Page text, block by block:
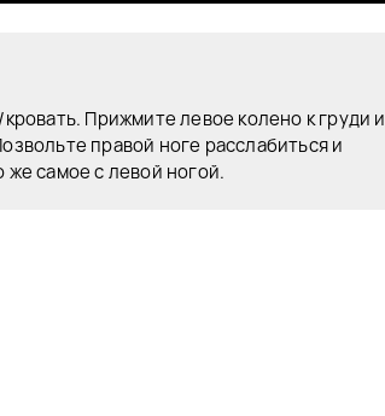
Прижмите левое колено к груди и
правой ноге расслабиться и
же самое с левой ногой.